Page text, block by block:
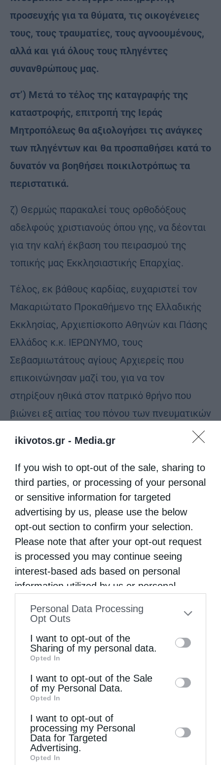
ikivotos.gr - Media.gr
If you wish to opt-out of the sale, sharing to
third parties, or processing of your personal
or sensitive information for targeted
advertising by us, please use the below
opt-out section to confirm your selection.
Please note that after your opt-out request
is processed you may continue seeing
interest-based ads based on personal
information utilized by us or personal
to your opt-out. You may separately opt-out
information by third parties on the IAB’s list
of downstream participants. This
information may also be disclosed by us to
third parties on theIAB’s List of
Downstream Participants
disclose it to other third parties.
Personal Data Processing
Opt Outs
I want to opt-out of the
Sharing of my personal data.
Opted In
I want to opt-out of the Sale
of my Personal Data.
Opted In
I want to opt-out of
processing my Personal
Data for Targeted
Advertising.
Opted In
προσευχής για τα θύματα, τις οικογένειες
τους, τους τραυματίες, τους αγνοουμένους,
αλλά και γιά όλους τους πληγέντες
συνανθρώπους μας.
στ’) Μετά το τέλος της καταγραφής της
καταστροφής, επιτροπή της Ιεράς
Μητροπόλεως θα αξιολογήσει τις ανάγκες
των πληγέντων και θα προσπαθήσει κατά το
δυνατόν να βοηθήσει ποικιλοτρόπως τα
περιστατικά.
ζ) Θερμώς παρακαλεί τους ορθοδόξους
αδελφούς χριστιανούς όπου γης, να δέονται
για την καλή έκβαση του πειρασμού της
τοπικής μας Εκκλησιαστικής Επαρχίας.
Τέλος, εκ βάθους καρδίας, ευχαριστεί τον
Μακαριώτατο Προκαθήμενο της Ελλαδικής
Εκκλησίας, Αρχιεπίσκοπο Αθηνών και Πάσης
Ελλάδος κ.κ. ΙΕΡΩΝΥΜΟ, τους
Σεβασμιωτάτους αγίους Αρχιερείς που
επικοινώνησαν μαζί του, για να τον
στηρίξουν ηθικά στον πατρικό θρήνο που
βιώνει εξ αιτίας του πόνου των πνευματικών
βοήθεια που προθυμοποιήθηκαν να
παράσχουν.
Ακόμη ευχαριστεί όλους τους επωνύμους
και ανωνύμους αδελφούς για την ηθική
συμπαράστασή τους στην τραγωδία που
βιώνει η τοπική μας Εκκλησία, καθώς και
οιονδήποτε βοήθησε και βοηθά με κάθε
τρόπο τους πληγέντες αδελφούς μας.
ΔΥΤΙΚΉ ΑΤΤΙΚΉ
ΜΗΤΡΌΠΟΛΗ ΜΕΓΆΡΩΝ ΠΛΗΜΜΎΡΑ
ΠΛΗΜΜΥΡΟΠΑΘΕΊΣ
ΜΟΙΡΑΣΟΥ
Προηγούμενο άρθρο
Ιερώνυμος: Θα συνδράμουμε στην ανακούφιση των